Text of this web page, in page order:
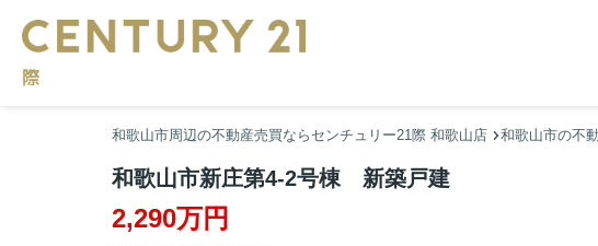
和歌山市周辺の不動産売買ならセンチュリー21際 和歌山店 和歌山市の不
和歌山市新庄第4-2号棟 新築戸建
2,290万円